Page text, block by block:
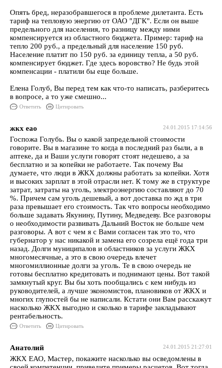
Опять бред, неразобравшегося в проблеме дилетанта. Есть
тариф на тепловую энергию от ОАО "ДГК". Если он выше
предельного для населения, то разницу между ними
компенсируется из областного бюджета. Пример: тариф на
тепло 200 руб., а предельный для население 150 руб.
Население платит по 150 руб. за единицу тепла, а 50 руб.
компенсирует бюджет. Где здесь воровство? Не будь этой
компенсации - платили бы еще больше.
Елена Голуб, Вы перед тем как что-то написать, разберитесь
в вопросе, а то уже смешно...
Ответить Цитировать
24.01.2015 17:14:56
жкх еао
Госпожа Голубь. Вы о какой запредельной стоимости
говорите. Вы в магазине то когда в последний раз были, а в
аптеке, да и Ваши услуги говорят стоят недешево, а за
бесплатно и за копейки не работаете. Так почему Вы
думаете, что люди в ЖКХ должны работать за копейки. Хотя
и высоких зарплат в этой отрасли нет. К тому же в структуре
затрат, затраты на уголь, электроэнергию составляют до 70
%. Причем сам уголь дешевый, а вот доставка по жд в три
раза превышает его стоимость. Так что вопросы необходимо
больше задавать Якунину, Путину, Медведеву. Все разговоры
о необходимости развивать Дальний Восток не больше чем
разговоры. А вот с чем я с Вами согласен так это то, что
губернатор у нас никакой и замена его созрела ещё года три
назад. Долги муниципалов и областников за услуги ЖКХ
многомесячные, а это в свою очередь влечет
многомиллионные долги за уголь. Те в свою очередь не
готовы бесплатно кредитовать и поднимают цены. Вот такой
замкнутый круг. Вы бы хоть пообщались с кем нибудь из
руководителей, а лучше экономистов, плановиков от ЖКХ и
многих глупостей бы не написали. Кстати они Вам расскажут
насколько ЖКХ выгодно и сколько в тарифе закладывают
рентабельность.
Ответить Цитировать
24.01.2015 21:27:01
Анатолий
ЖКХ ЕАО, Мастер, покажите насколько вы осведомлены в